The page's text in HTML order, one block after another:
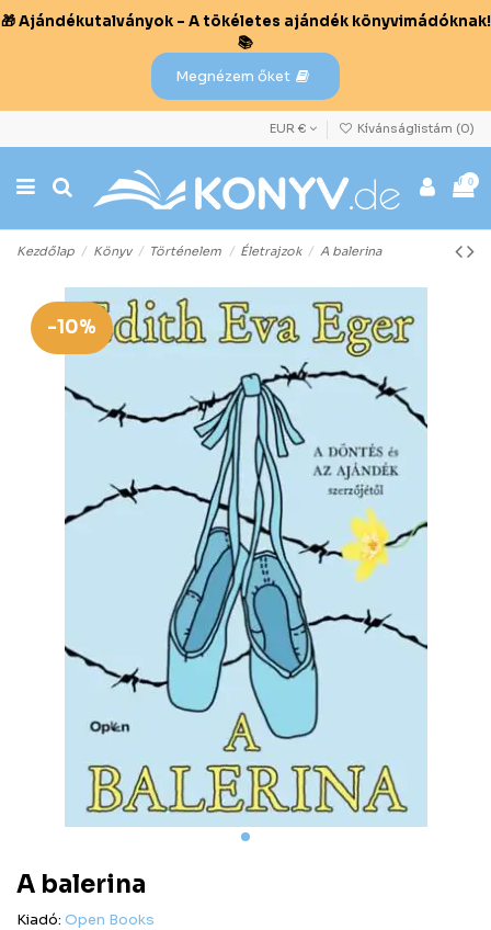
🎁 Ajándékutalványok – A tökéletes ajándék könyvimádóknak!
📚
Megnézem őket
EUR € Kívánságlistám (0)
0
Kezdőlap Könyv Történelem Életrajzok A balerina
-10%
A balerina
Kiadó: Open Books